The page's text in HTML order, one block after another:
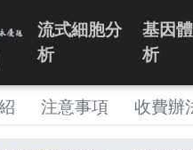
流式細胞分
析
基因
析
注意事項 收費辦